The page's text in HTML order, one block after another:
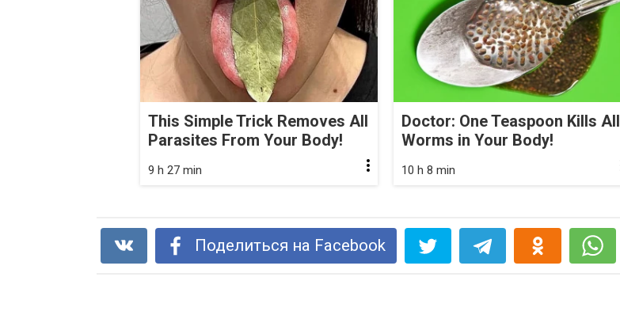
This Simple Trick Removes All
Parasites From Your Body!
9 h 27 min
Doctor: One Teaspoon Kills All
Worms in Your Body!
10 h 8 min
Поделиться на Facebook